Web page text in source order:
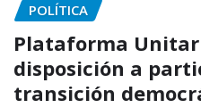
POLÍTICA
Plataforma
disposición a
transición